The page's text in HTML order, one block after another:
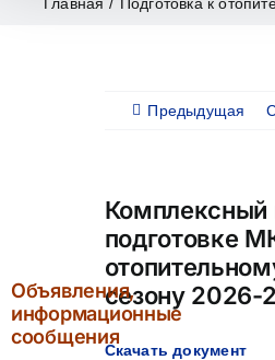
Предыдущая
Комплексный
подготовке
сезону 2026-
Скачать документ
Объявления,
информационные
сообщения